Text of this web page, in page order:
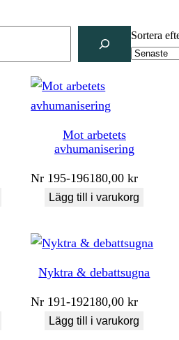
Sortera
Mot arbetets
avhumanisering
Nr 195-196180,00kr
Lägg till i varukorg
Nyktra & debattsugna
Nr 191-192180,00kr
Lägg till i varukorg